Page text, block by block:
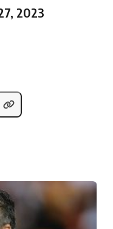
2023